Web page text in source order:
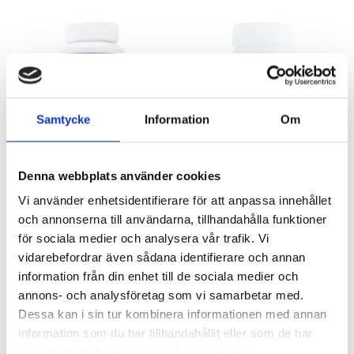
Samtycke Information Om
Denna webbplats använder cookies
Vi använder enhetsidentifierare för att anpassa innehållet
och annonserna till användarna, tillhandahålla funktioner
för sociala medier och analysera vår trafik. Vi
vidarebefordrar även sådana identifierare och annan
information från din enhet till de sociala medier och
annons- och analysföretag som vi samarbetar med.
Dessa kan i sin tur kombinera informationen med annan
information som du har tillhandahållit eller som de har
Bli piggare med magnesium
LÄGG I VARUKORGEN
Heltäckande spektrum med vitaminer & mineraler för män
LÄGG I VARUKORGEN